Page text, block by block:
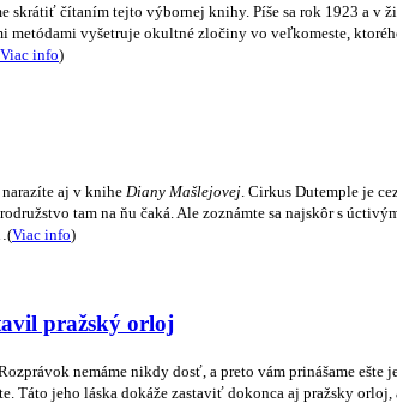
čítaním tejto výbornej knihy. Píše sa rok 1923 a v
metódami vyšetruje okultné zločiny vo veľkomeste,
Viac info)
aj v knihe Diany Mašlejovej . Cirkus Dutemple je
tam na ňu čaká. Ale zoznámte sa najskôr s
Viac info)
pražský orloj
nemáme nikdy dosť, a preto vám prinášame
Táto jeho láska dokáže zastaviť dokonca aj pražsky